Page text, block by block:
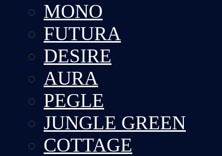
MONO
FUTURA
DESIRE
AURA
PEGLE
JUNGLE GREEN
COTTAGE